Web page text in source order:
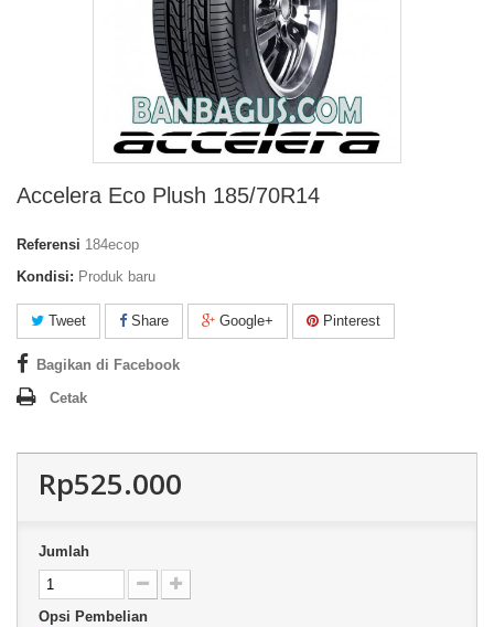
Accelera Eco Plush 185/70R14
Referensi 184ecop
Kondisi: Produk baru
Tweet Share Google+ Pinterest
Bagikan di Facebook
Cetak
Rp525.000
Jumlah
Opsi Pembelian